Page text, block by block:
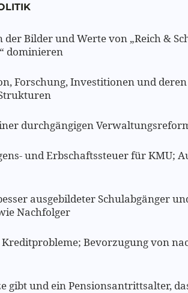
Bilder und Werte von „Reich &
dominieren
Forschung, Investitionen und
durchgängigen
und Erbschaftssteuer für KMU;
ausgebildeter Schulabgänger
Nachfolger
Bevorzugung von
gibt und ein Pensionsantrittsalter,